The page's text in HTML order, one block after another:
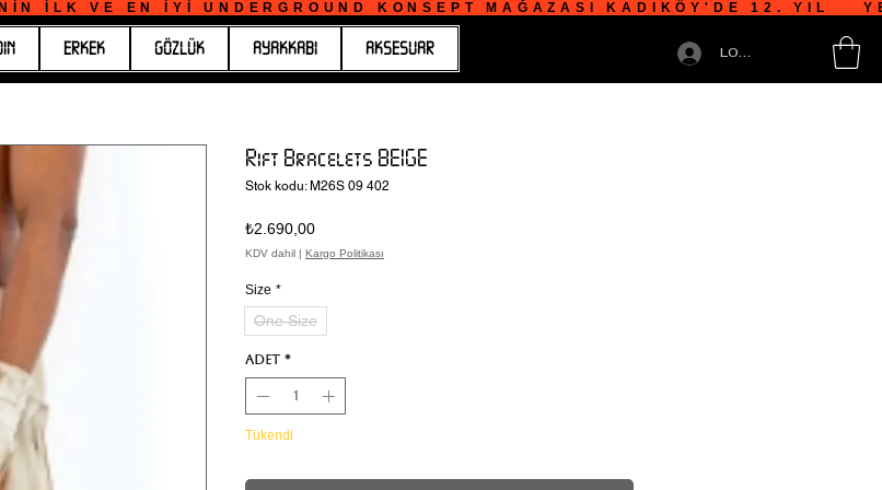
LOGIN
İLK VE EN İYİ UNDERGROUND KONSEPT MAĞAZASI KADIKÖY'DE 12. YIL
ERKEK GÖZLÜK AYAKKABI AKSESUAR
Rift Bracelets BEIGE
Stok kodu: M26S 09 402
₺2.690,00Fiyat
KDV dahil | Kargo Politikası
Size *
One Size
Adet *
Tükendi